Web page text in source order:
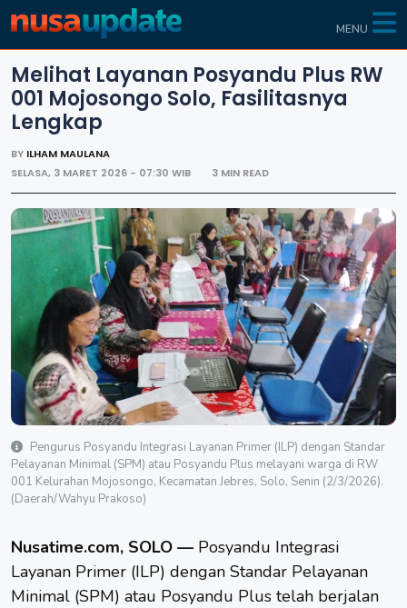
MENU
Melihat Layanan Posyandu Plus RW
001 Mojosongo Solo, Fasilitasnya
Lengkap
BY ILHAM MAULANA
SELASA, 3 MARET 2026 - 07:30 WIB
3 MIN READ
Pengurus Posyandu Integrasi Layanan Primer (ILP) dengan Standar
Pelayanan Minimal (SPM) atau Posyandu Plus melayani warga di RW
001 Kelurahan Mojosongo, Kecamatan Jebres, Solo, Senin (2/3/2026).
(Daerah/Wahyu Prakoso)
Nusatime.com, SOLO — Posyandu Integrasi
Layanan Primer (ILP) dengan Standar Pelayanan
Minimal (SPM) atau Posyandu Plus telah berjalan